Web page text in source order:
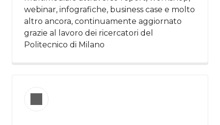
webinar, infografiche, business case e molto
altro ancora, continuamente aggiornato
grazie al lavoro dei ricercatori del
Politecnico di Milano​